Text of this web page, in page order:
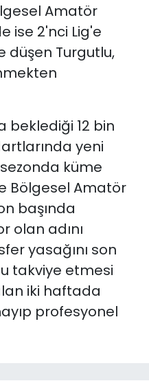
Amatör
ise 2'nci Lig'e
düşen Turgutlu,
beklediği 12 bin
yeni
küme
Bölgesel Amatör
başında
olan adını
yasağını son
takviye etmesi
iki haftada
profesyonel